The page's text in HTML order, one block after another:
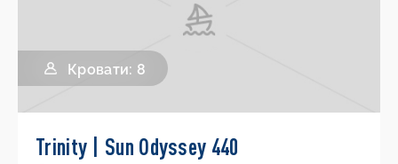
Кровати: 8
Trinity | Sun Odyssey 440